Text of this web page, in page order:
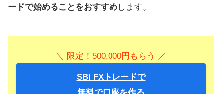
ードで始めることをおすすめします。
＼ 限定！500,000円もらう ／
SBI FXトレードで